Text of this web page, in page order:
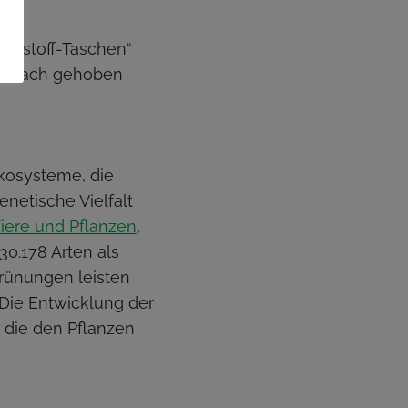
Taschen“
Dach gehoben
die
Vielfalt
und Pflanzen,
Arten als
leisten
Entwicklung der
den Pflanzen